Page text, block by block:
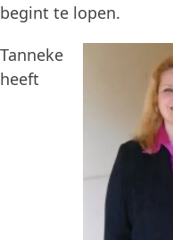
begint te lopen.
Tanneke
heeft